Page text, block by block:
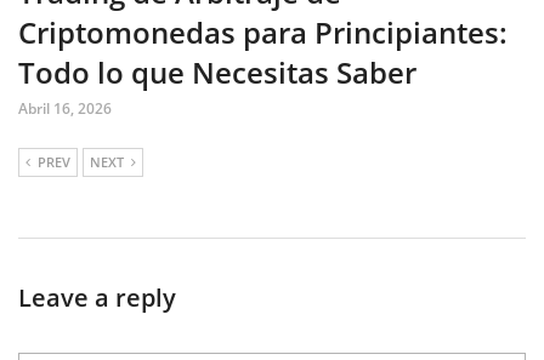
Criptomonedas para Principiantes:
Todo lo que Necesitas Saber
Abril 16, 2026
PREV NEXT
Leave a reply